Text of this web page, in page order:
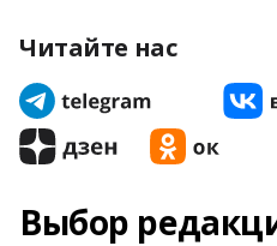
Читайте нас
Выбор